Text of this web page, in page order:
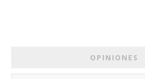
OPINIONES